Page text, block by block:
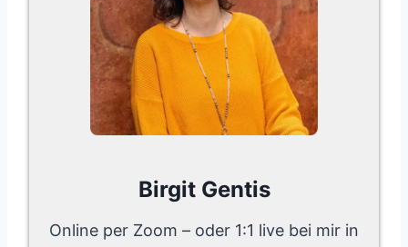
Birgit Gentis
Online per Zoom – oder 1:1 live bei mir in